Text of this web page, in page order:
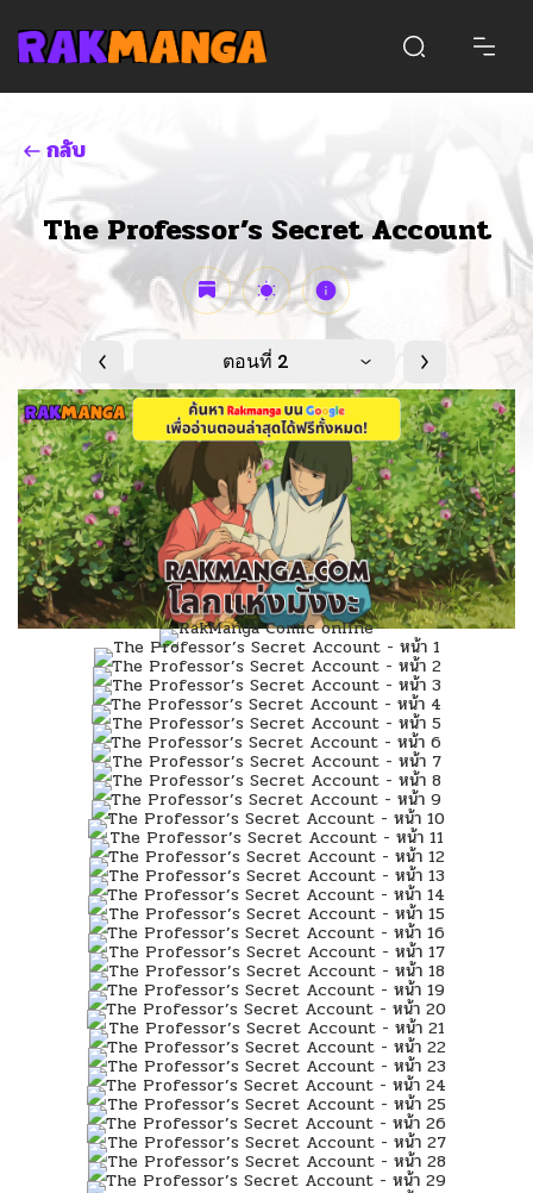
กลับ
The Professor’s Secret Account
ตอนที่ 2